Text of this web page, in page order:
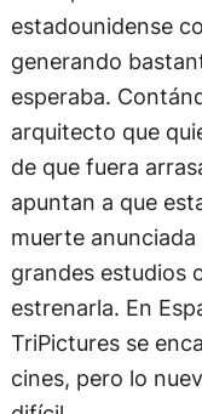
estadounidense
generando
esperaba.
arquitecto que
de que fuera
apuntan a que
muerte
grandes estudios
estrenarla. En
TriPictures se
cines, pero lo